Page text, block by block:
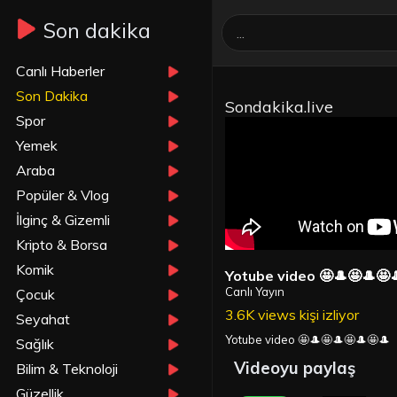
Son dakika
Canlı Haberler
Son Dakika
Spor
Yemek
Araba
Popüler & Vlog
İlginç & Gizemli
Kripto & Borsa
Komik
Çocuk
Seyahat
Sağlık
Bilim & Teknoloji
Güzellik
Sondakika.live
Yotube video
Canlı Yayın
3.6K views kişi izliyor
Yotube video 🤩🎩🤩🎩🤩🎩🤩🎩
Videoyu paylaş